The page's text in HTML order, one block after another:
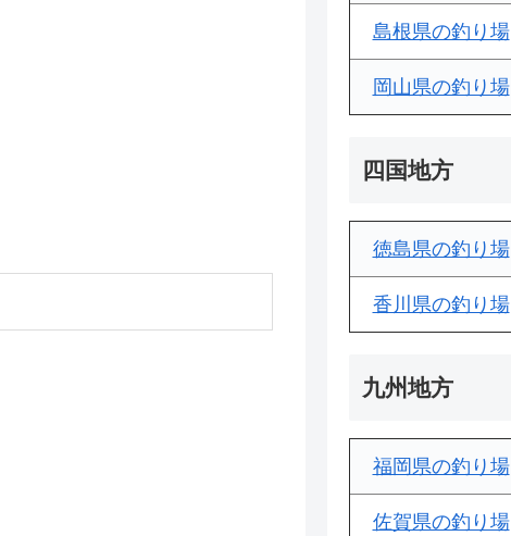
島根県の釣り場
岡山県の釣り場
四国地方
徳島県の釣り場
香川県の釣り場
九州地方
福岡県の釣り場
佐賀県の釣り場